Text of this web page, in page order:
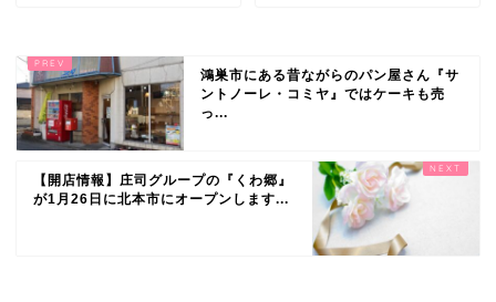
鴻巣市にある昔ながらのパン屋さん『サ
ントノーレ・コミヤ』ではケーキも売
っ...
【開店情報】庄司グループの『くわ郷』
が1月26日に北本市にオープンします...